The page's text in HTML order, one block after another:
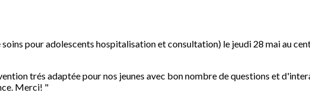
pour adolescents hospitalisation et consultation) le jeudi 28 mai au
trés adaptée pour nos jeunes avec bon nombre de questions et
Merci! "